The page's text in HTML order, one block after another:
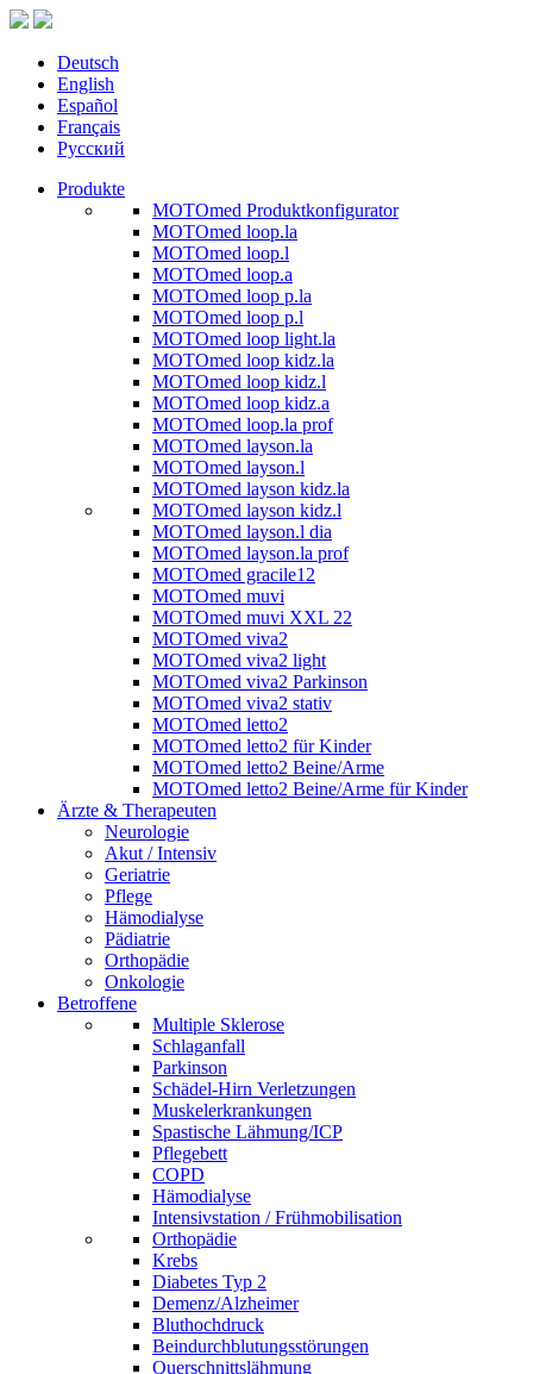
Deutsch
English
Español
Français
Русский
Produkte
MOTOmed Produktkonfigurator
MOTOmed loop.la
MOTOmed loop.l
MOTOmed loop.a
MOTOmed loop p.la
MOTOmed loop p.l
MOTOmed loop light.la
MOTOmed loop kidz.la
MOTOmed loop kidz.l
MOTOmed loop kidz.a
MOTOmed loop.la prof
MOTOmed layson.la
MOTOmed layson.l
MOTOmed layson kidz.la
MOTOmed layson kidz.l
MOTOmed layson.l dia
MOTOmed layson.la prof
MOTOmed gracile12
MOTOmed muvi
MOTOmed muvi XXL 22
MOTOmed viva2
MOTOmed viva2 light
MOTOmed viva2 Parkinson
MOTOmed viva2 stativ
MOTOmed letto2
MOTOmed letto2 für Kinder
MOTOmed letto2 Beine/Arme
MOTOmed letto2 Beine/Arme für Kinder
Ärzte & Therapeuten
Neurologie
Akut / Intensiv
Geriatrie
Pflege
Hämodialyse
Pädiatrie
Orthopädie
Onkologie
Betroffene
Multiple Sklerose
Schlaganfall
Parkinson
Schädel-Hirn Verletzungen
Muskelerkrankungen
Spastische Lähmung/ICP
Pflegebett
COPD
Hämodialyse
Intensivstation / Frühmobilisation
Orthopädie
Krebs
Diabetes Typ 2
Demenz/Alzheimer
Bluthochdruck
Beindurchblutungsstörungen
Querschnittslähmung